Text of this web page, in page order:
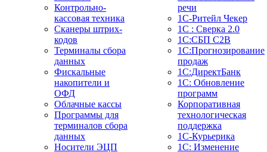
Контрольно-
кассовая техника
Сканеры штрих-
кодов
Терминалы сбора
данных
Фискальные
накопители и
ОФД
Облачные кассы
Программы для
терминалов сбора
данных
Носители ЭЦП
речи
1C-Ритейл Чекер
1С : Сверка 2.0
1С:СБП C2B
1С:Прогнозирование
продаж
1С:ДиректБанк
1С: Обновление
программ
Корпоративная
технологическая
поддержка
1С-Курьерика
1С: Изменение